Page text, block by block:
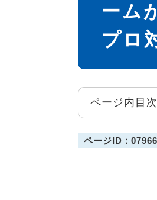
ーム
プロ
ページ内目次
ページID：